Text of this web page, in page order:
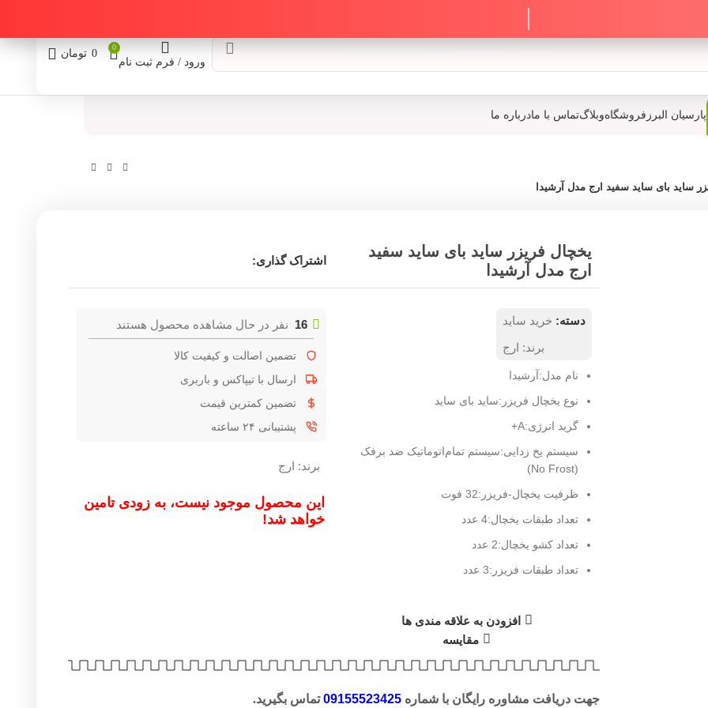
ورود / فرم ثبت نام
0 تومان 0
پارسیان البرز فروشگاهوبلاگتماس با مادرباره ما
ساید بای ساید سفید ارج مدل آرشیدا
یخچال فریزر ساید بای ساید سفید
ارج مدل آرشیدا
اشتراک گذاری:
دسته: خرید ساید
برند: ارج
نام مدل:آرشیدا
نوع یخچال فریزر:ساید بای ساید
گرید انرژی:A+
سیستم یخ زدایی:سیستم تمام‌اتوماتیک ضد برفک
(No Frost)
ظرفیت یخچال-فریزر:32 فوت
تعداد طبقات یخچال:4 عدد
تعداد کشو یخچال:2 عدد
تعداد طبقات فریزر:3 عدد
افزودن به علاقه مندی ها
مقایسه
16 نفر در حال مشاهده محصول هستند
تضمین اصالت و کیفیت کالا
ارسال با تیپاکس و باربری
تضمین کمترین قیمت
پشتیبانی ۲۴ ساعته
برند: ارج
این محصول موجود نیست، به زودی تامین
خواهد شد!
جهت دریافت مشاوره رایگان با شماره 09155523425 تماس بگیرید.